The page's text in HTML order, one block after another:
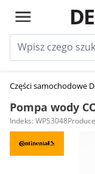
Części samochodowe
Pompa wody
Indeks: WPS3048